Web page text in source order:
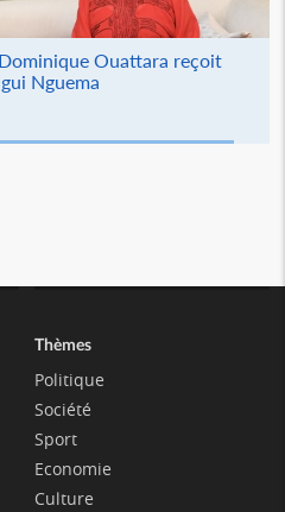
Ouattara reçoit
Nguema
Thèmes
Politique
Société
Sport
Economie
Culture